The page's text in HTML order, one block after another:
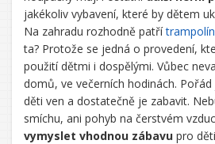
jakékoliv vybavení, které by dětem
Na zahradu rozhodně patří
ta? Protože se jedná o provedení,
použití dětmi i dospělými. Vůbec
domů, ve večerních hodinách.
děti ven a dostatečně je zabavit.
smíchu, ani pohyb na čerstvém
vymyslet vhodnou zábavu pro